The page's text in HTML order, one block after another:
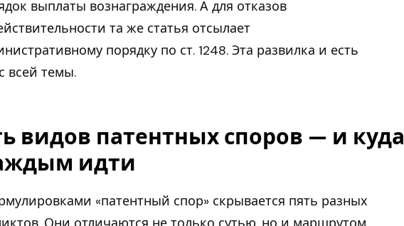
выплаты вознаграждения. А для отказов
та же статья отсылает
порядку по ст. 1248. Эта развилка и есть
всей темы.
видов патентных споров — и куда
идти
«патентный спор» скрывается пять разных